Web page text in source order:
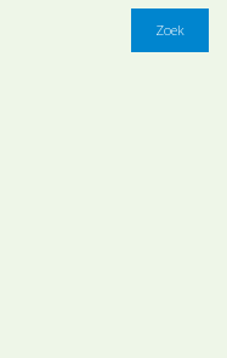
Zoek